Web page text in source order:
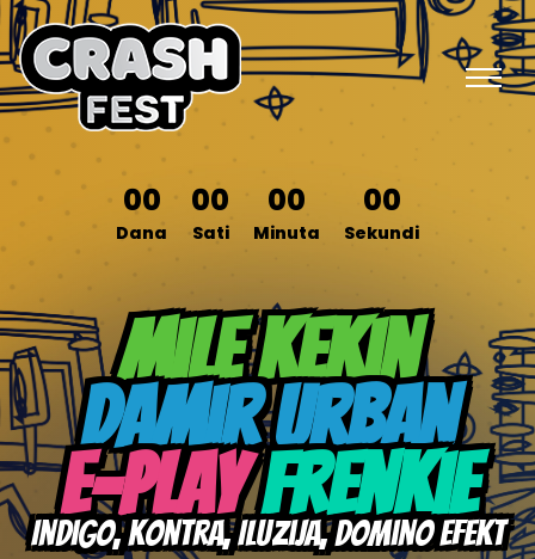
00
Dana
00
Sati
00
Minuta
00
Sekundi
Mile Kekin
Damir Urban
E-playFrenkie
Indigo, Kontra, Iluzija, Domino efekt